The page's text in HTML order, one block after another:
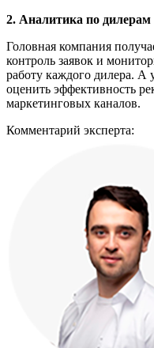
2. Аналитика по
Головная компания
контроль заявок и
работу каждого дилера. А
оценить эффективность
маркетинговых каналов.
Комментарий эксперта: